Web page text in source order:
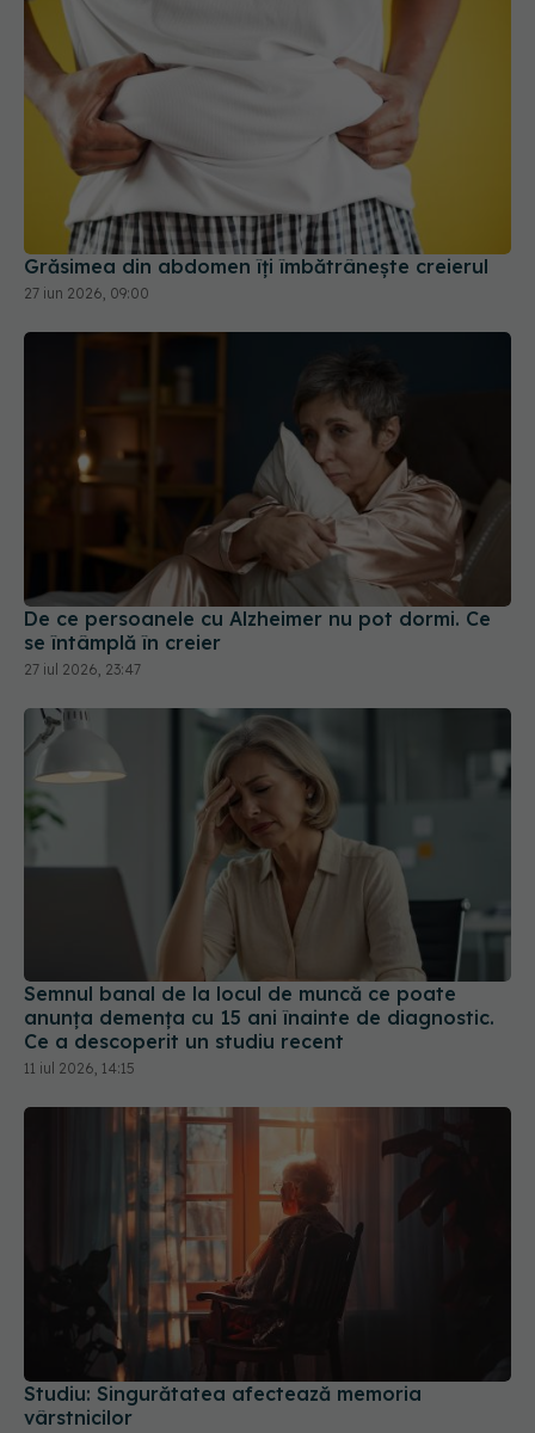
Grăsimea din abdomen îți îmbătrânește creierul
27 iun 2026, 09:00
De ce persoanele cu Alzheimer nu pot dormi. Ce
se întâmplă în creier
27 iul 2026, 23:47
Semnul banal de la locul de muncă ce poate
anunța demența cu 15 ani înainte de diagnostic.
Ce a descoperit un studiu recent
11 iul 2026, 14:15
Studiu: Singurătatea afectează memoria
vârstnicilor